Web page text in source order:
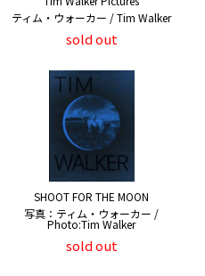
ティム・ウォーカー / Tim Walker
sold out
SHOOT FOR THE MOON
写真：ティム・ウォーカー /
Photo:Tim Walker
sold out